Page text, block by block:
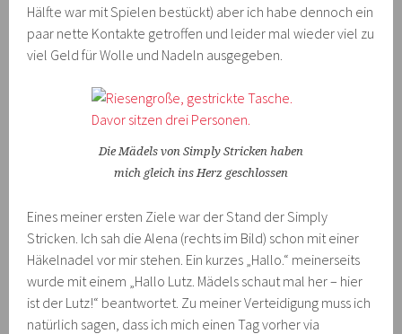
Hälfte war mit Spielen bestückt) aber ich habe dennoch ein
paar nette Kontakte getroffen und leider mal wieder viel zu
viel Geld für Wolle und Nadeln ausgegeben.
Die Mädels von Simply Stricken haben
mich gleich ins Herz geschlossen
Eines meiner ersten Ziele war der Stand der Simply
Stricken. Ich sah die Alena (rechts im Bild) schon mit einer
Häkelnadel vor mir stehen. Ein kurzes „Hallo.“ meinerseits
wurde mit einem „Hallo Lutz. Mädels schaut mal her – hier
ist der Lutz!“ beantwortet. Zu meiner Verteidigung muss ich
natürlich sagen, dass ich mich einen Tag vorher via